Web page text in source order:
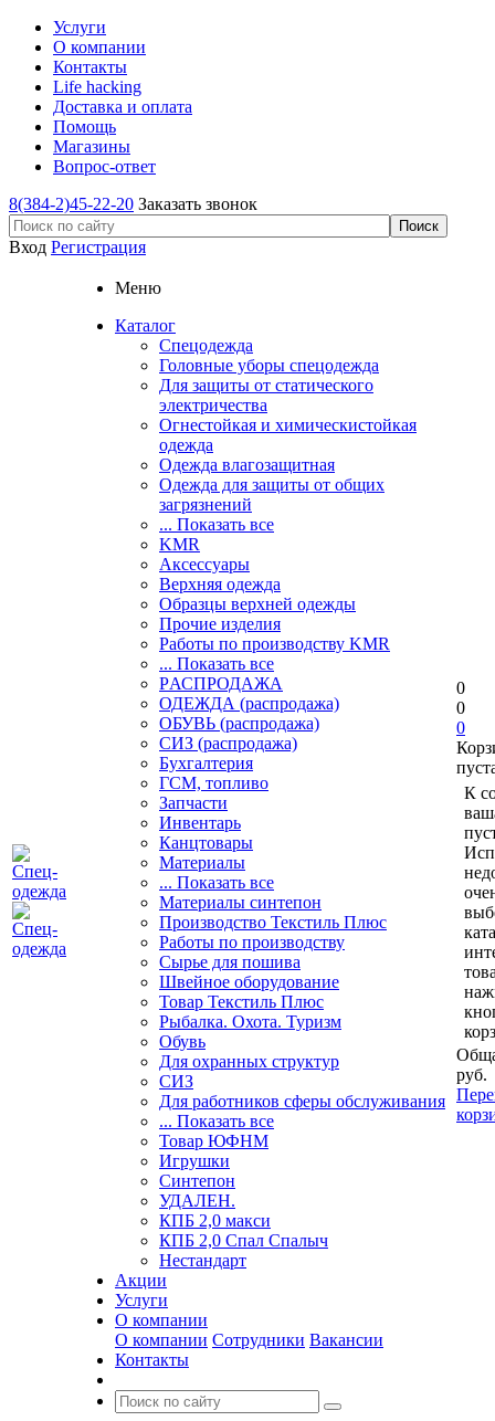
Услуги
О компании
Контакты
Life hacking
Доставка и оплата
Помощь
Магазины
Вопрос-ответ
8(384-2)45-22-20 Заказать звонок
Вход Регистрация
Меню
Каталог
Спецодежда
Головные уборы спецодежда
Для защиты от статического
электричества
Огнестойкая и химическистойкая
одежда
Одежда влагозащитная
Одежда для защиты от общих
загрязнений
... Показать все
KMR
Аксессуары
Верхняя одежда
Образцы верхней одежды
Прочие изделия
Работы по производству KMR
... Показать все
PАСПРОДАЖА
ОДЕЖДА (распродажа)
ОБУВЬ (распродажа)
СИЗ (распродажа)
Бухгалтерия
ГСМ, топливо
Запчасти
Инвентарь
Канцтовары
Материалы
... Показать все
Материалы синтепон
Производство Текстиль Плюс
Работы по производству
Сырье для пошива
Швейное оборудование
Товар Текстиль Плюс
Рыбалка. Охота. Туризм
Обувь
Для охранных структур
СИЗ
Для работников сферы обслуживания
... Показать все
Товар ЮФНМ
Игрушки
Синтепон
УДАЛЕН.
КПБ 2,0 макси
КПБ 2,0 Спал Спалыч
Нестандарт
Акции
Услуги
О компании
О компании Сотрудники Вакансии
Контакты
0
0
0
К
руб.